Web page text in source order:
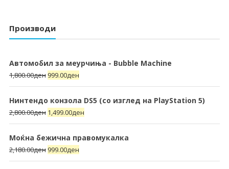
Производи
Автомобил за меурчиња - Bubble Machine
1,800.00ден 999.00ден
Нинтендо конзола DS5 (со изглед на PlayStation 5)
2,800.00ден 1,499.00ден
Моќна бежична правомукалка
2,180.00ден 999.00ден